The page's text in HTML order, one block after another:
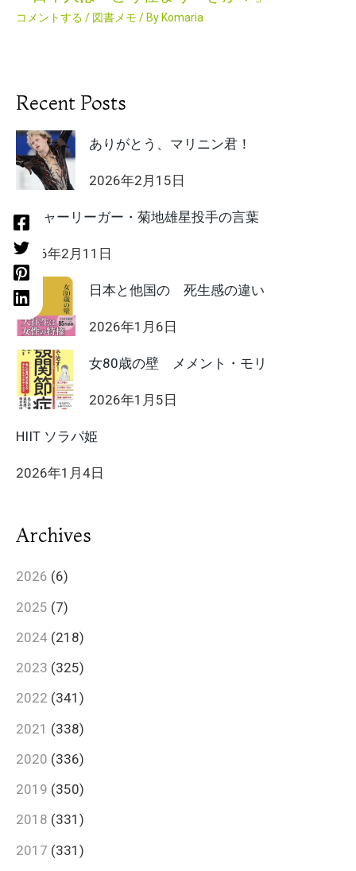
コメントする / 図書メモ / By Komaria
Recent Posts
ありがとう、マリニン君！
2026年2月15日
メジャーリーガー・菊地雄星投手の言葉
2026年2月11日
日本と他国の 死生感の違い
2026年1月6日
女80歳の壁 メメント・モリ
2026年1月5日
HIIT ソラパ姫
2026年1月4日
Archives
2026 (6)
2025 (7)
2024 (218)
2023 (325)
2022 (341)
2021 (338)
2020 (336)
2019 (350)
2018 (331)
2017 (331)